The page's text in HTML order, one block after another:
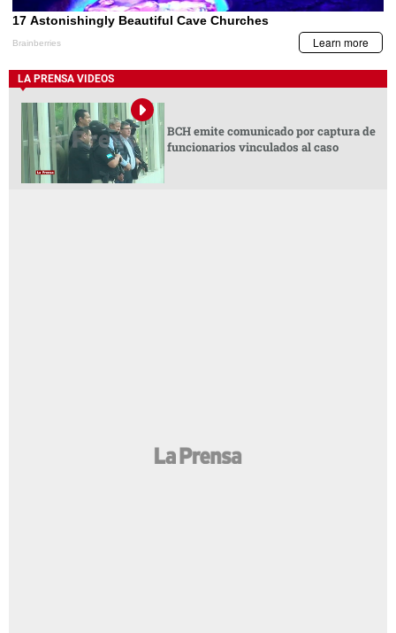
LA PRENSA VIDEOS
BCH emite comunicado por captura de
funcionarios vinculados al caso